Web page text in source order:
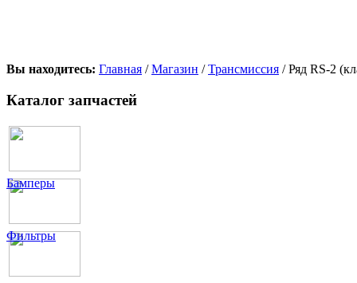
Вы находитесь: Главная /Магазин /Трансмиссия / Ряд RS-2
Каталог запчастей
Бамперы
Фильтры